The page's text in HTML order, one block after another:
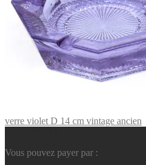
verre violet D 14 cm vintage ancien
Vous pouvez payer par :